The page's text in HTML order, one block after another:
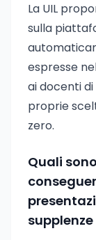
La UIL
sulla
espresse
ai docenti
proprie
zero.
Quali
supplenze